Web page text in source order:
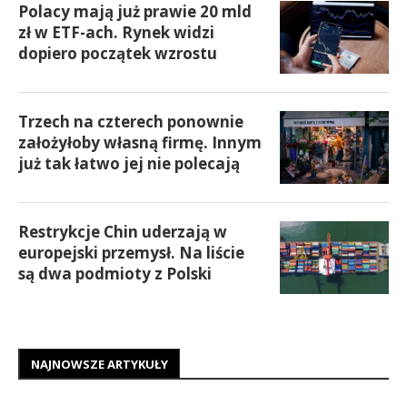
Polacy mają już prawie 20 mld
zł w ETF-ach. Rynek widzi
dopiero początek wzrostu
Trzech na czterech ponownie
założyłoby własną firmę. Innym
już tak łatwo jej nie polecają
Restrykcje Chin uderzają w
europejski przemysł. Na liście
są dwa podmioty z Polski
NAJNOWSZE ARTYKUŁY